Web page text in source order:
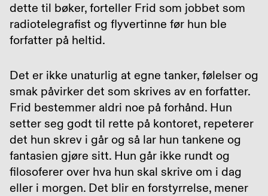
dette til bøker, forteller Frid som jobbet som
radiotelegrafist og flyvertinne før hun ble
forfatter på heltid.
Det er ikke unaturlig at egne tanker, følelser og
smak påvirker det som skrives av en forfatter.
Frid bestemmer aldri noe på forhånd. Hun
setter seg godt til rette på kontoret, repeterer
det hun skrev i går og så lar hun tankene og
fantasien gjøre sitt. Hun går ikke rundt og
filosoferer over hva hun skal skrive om i dag
eller i morgen. Det blir en forstyrrelse, mener